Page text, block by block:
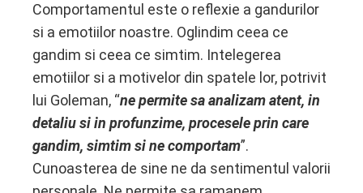
Comportamentul este o reflexie a gandurilor
si a emotiilor noastre. Oglindim ceea ce
gandim si ceea ce simtim. Intelegerea
emotiilor si a motivelor din spatele lor, potrivit
lui Goleman, “ne permite sa analizam atent, in
detaliu si in profunzime, procesele prin care
gandim, simtim si ne comportam”.
Cunoasterea de sine ne da sentimentul valorii